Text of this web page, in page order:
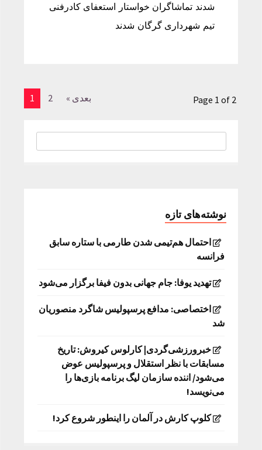
شدند تماشاگران خواستار استعفای کادرفنی
تیم شهرداری گرگان شدند
1 2 بعدی » Page 1 of 2
نوشته‌های تازه
احتمال هم‌تیمی شدن طارمی با ستاره سابق
فرانسه
تهدید یوفا: جام جهانی بدون فیفا برگزار می‌شود
اختصاصی: مدافع پرسپولیس شاگرد منصوریان
شد
خبرورزشی‌گردی| کارلوس کیروش: تاریخ
مسابقات با نظر استقلال و پرسپولیس عوض
می‌شود/ اننده سازمان لیگ برنامه بازی‌ها را
می‌نویسد!
کلوپ کارش در آلمان را اینطور شروع کرد!